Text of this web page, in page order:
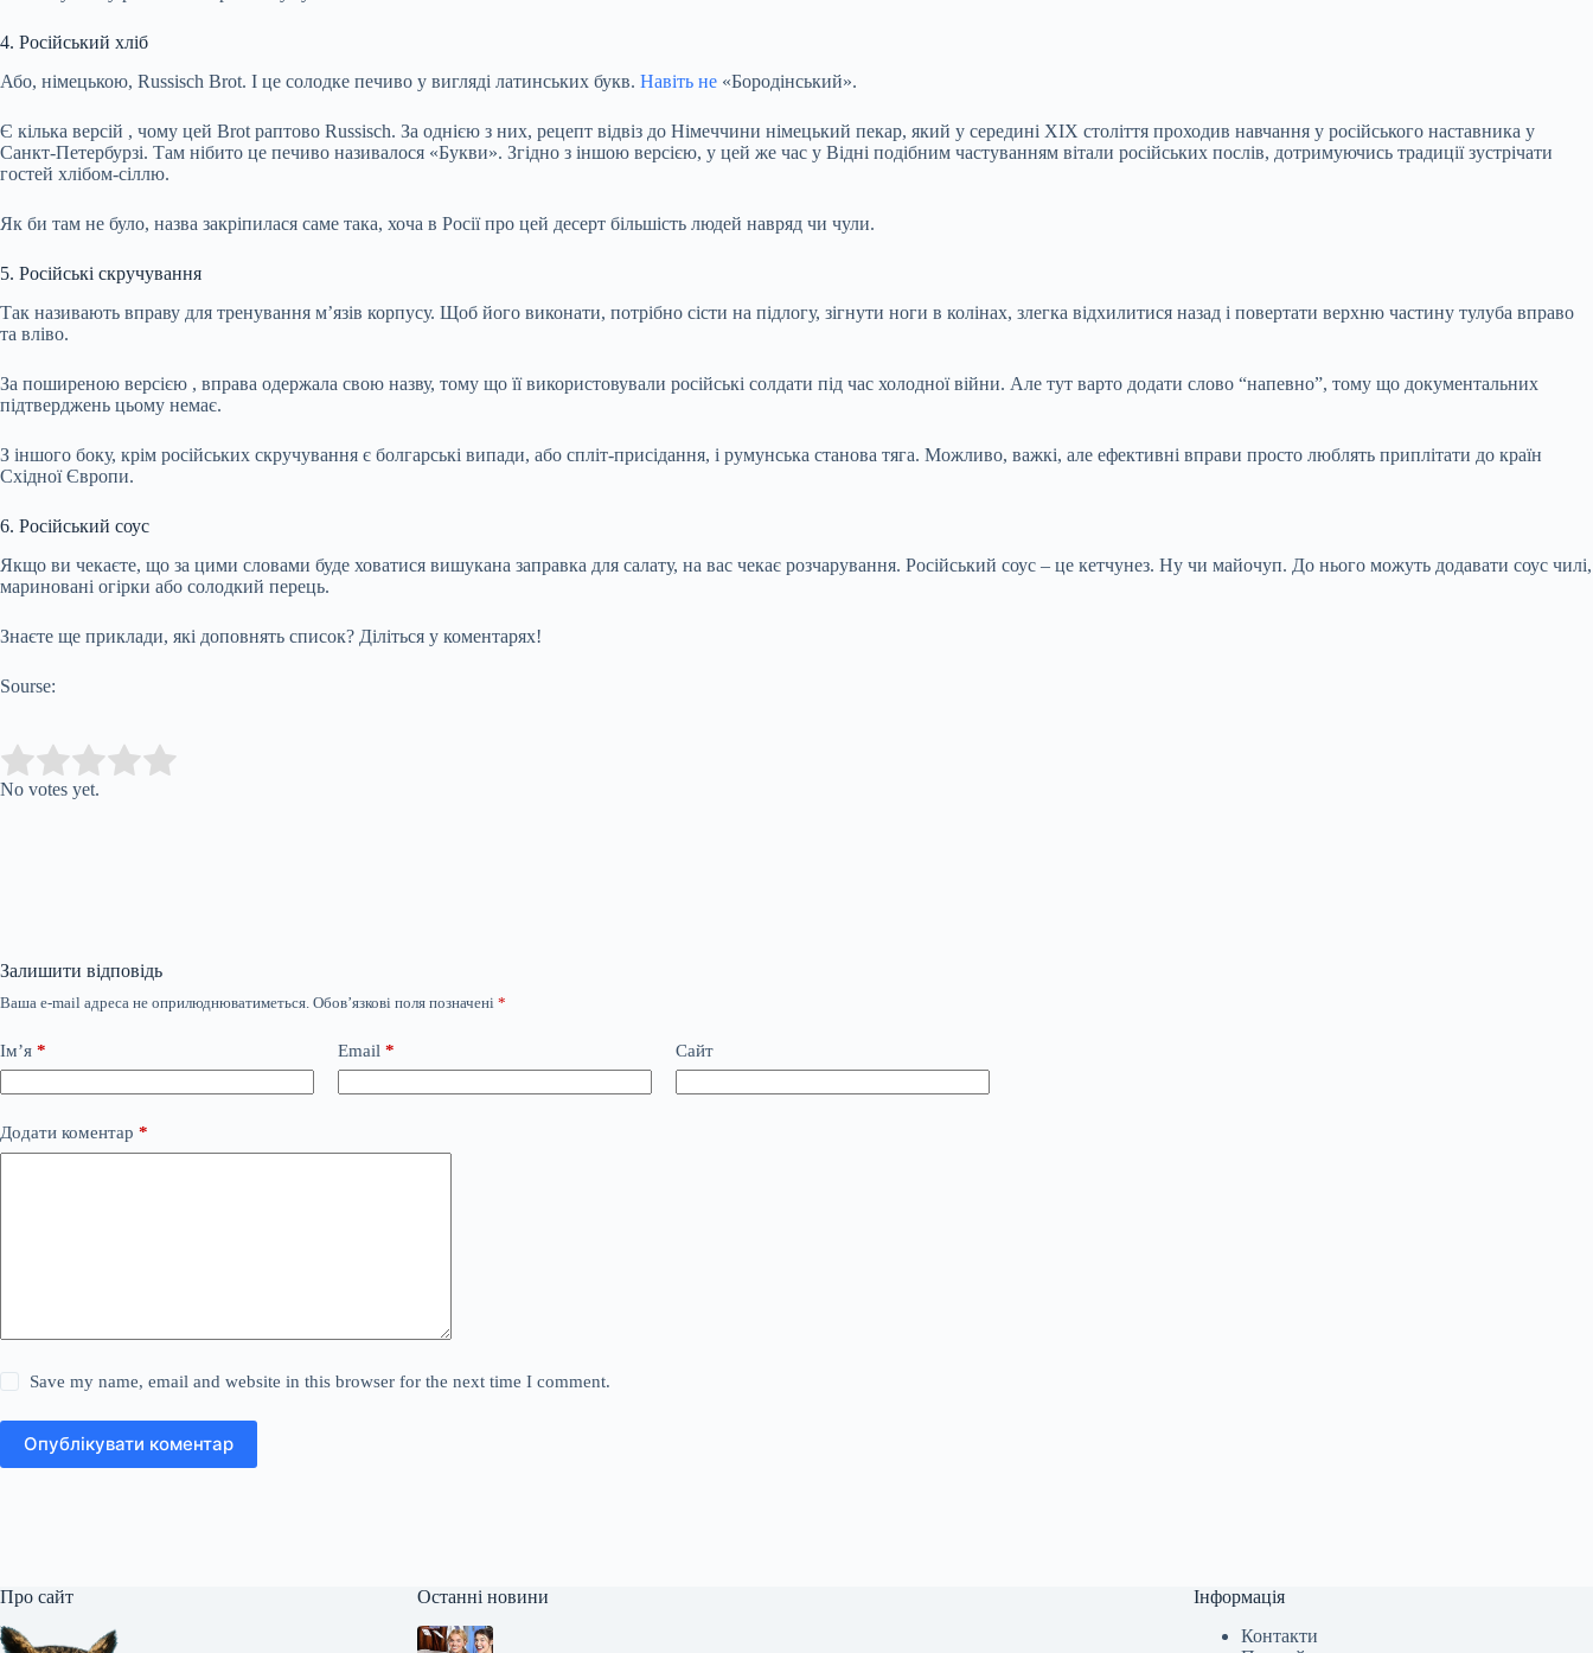
4. Російський хліб
Або, німецькою, Russisch Brot. І це солодке печиво у вигляді латинських букв. Навіть не «Бородінський».
Є кілька версій , чому цей Brot раптово Russisch. За однією з них, рецепт відвіз до Німеччини німецький пекар, який у середині ХІХ століття проходив навчання у російського наставника у
Санкт-Петербурзі. Там нібито це печиво називалося «Букви». Згідно з іншою версією, у цей же час у Відні подібним частуванням вітали російських послів, дотримуючись традиції зустрічати
гостей хлібом-сіллю.
Як би там не було, назва закріпилася саме така, хоча в Росії про цей десерт більшість людей навряд чи чули.
5. Російські скручування
Так називають вправу для тренування м’язів корпусу. Щоб його виконати, потрібно сісти на підлогу, зігнути ноги в колінах, злегка відхилитися назад і повертати верхню частину тулуба вправо
та вліво.
За поширеною версією , вправа одержала свою назву, тому що її використовували російські солдати під час холодної війни. Але тут варто додати слово “напевно”, тому що документальних
підтверджень цьому немає.
З іншого боку, крім російських скручування є болгарські випади, або спліт-присідання, і румунська станова тяга. Можливо, важкі, але ефективні вправи просто люблять приплітати до країн
Східної Європи.
6. Російський соус
Якщо ви чекаєте, що за цими словами буде ховатися вишукана заправка для салату, на вас чекає розчарування. Російський соус – це кетчунез. Ну чи майочуп. До нього можуть додавати соус чилі,
мариновані огірки або солодкий перець.
Знаєте ще приклади, які доповнять список? Діліться у коментарях!
Sourse:
Rate this item:
No votes yet.
Залишити відповідь
Ваша e-mail адреса не оприлюднюватиметься. Обов’язкові поля позначені *
Ім’я * Email * Сайт
Додати коментар *
Save my name, email and website in this browser for the next time I comment.
Опублікувати коментар
Про сайт Останні новини
Інформація
Контакти